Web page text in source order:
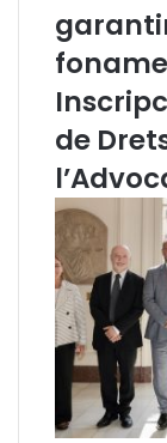
de